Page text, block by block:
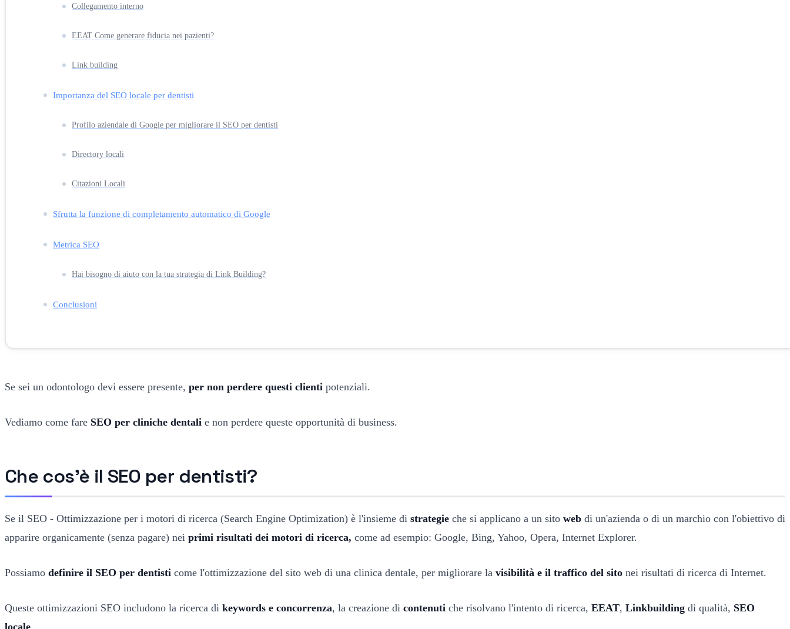
Collegamento interno
EEAT Come generare fiducia nei pazienti?
Link building
Importanza del SEO locale per dentisti
Profilo aziendale di Google per migliorare il SEO per dentisti
Directory locali
Citazioni Locali
Sfrutta la funzione di completamento automatico di Google
Metrica SEO
Hai bisogno di aiuto con la tua strategia di Link Building?
Conclusioni
Se sei un odontologo devi essere presente, per non perdere questi clienti potenziali.
Vediamo come fare SEO per cliniche dentali e non perdere queste opportunità di business.
Che cos'è il SEO per dentisti?
Se il SEO - Ottimizzazione per i motori di ricerca (Search Engine Optimization) è l'insieme di strategie che si applicano a un sito web di un'azienda o di un marchio con l'obiettivo di
apparire organicamente (senza pagare) nei primi risultati dei motori di ricerca, come ad esempio: Google, Bing, Yahoo, Opera, Internet Explorer.
Possiamo definire il SEO per dentisti come l'ottimizzazione del sito web di una clinica dentale, per migliorare la visibilità e il traffico del sito nei risultati di ricerca di Internet.
Queste ottimizzazioni SEO includono la ricerca di keywords e concorrenza, la creazione di contenuti che risolvano l'intento di ricerca, EEAT, Linkbuilding di qualità, SEO
locale